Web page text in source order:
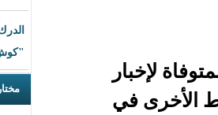
الدرك يعلن ضبط كمية
"كوش" وتوقيف أربعة